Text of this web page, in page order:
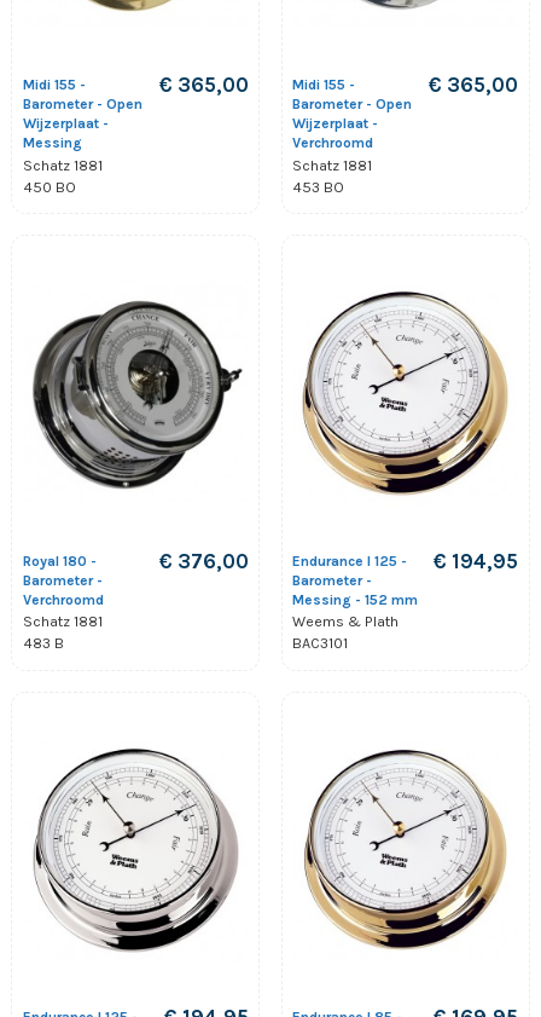
Midi 155 -
Barometer - Open
Wijzerplaat -
Messing
Schatz 1881
450 BO
€ 365,00
Midi 155 -
Barometer - Open
Wijzerplaat -
Verchroomd
Schatz 1881
453 BO
€ 365,00
Royal 180 -
Barometer -
Verchroomd
Schatz 1881
483 B
€ 376,00
Endurance I 125 -
Barometer -
Messing - 152 mm
Weems & Plath
BAC3101
€ 194,95